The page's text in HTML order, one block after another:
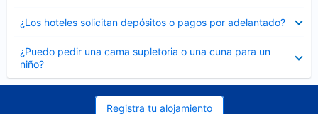
¿Los hoteles solicitan depósitos o pagos por adelantado?
cerrado
¿Puedo pedir una cama supletoria o una cuna para un
niño?
cerrado
Registra tu alojamiento